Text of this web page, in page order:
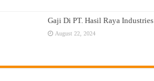
Gaji Di PT. Hasil Raya Industries
August 22, 2024